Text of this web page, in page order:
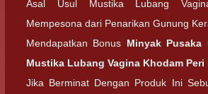
Asal Usul Mustika Lubang
Mempesona dari Penarikan Gunung
Mendapatkan Bonus Minyak Pusaka
Mustika Lubang Vagina Khodam Peri
Jika Berminat Dengan Produk Ini